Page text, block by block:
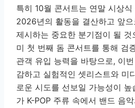
특히 10월 콘서트는 연말 시상
2026년의 활동을 결산하고 앞
제시하는 중요한 분기점이 될 것
미 첫 번째 돔 콘서트를 통해 검
관객 유입 능력을 바탕으로, 이
감하고 실험적인 셋리스트와 미
로운 시도를 선보일 가능성이 높
가 K-POP 주류 속에서 밴드 음